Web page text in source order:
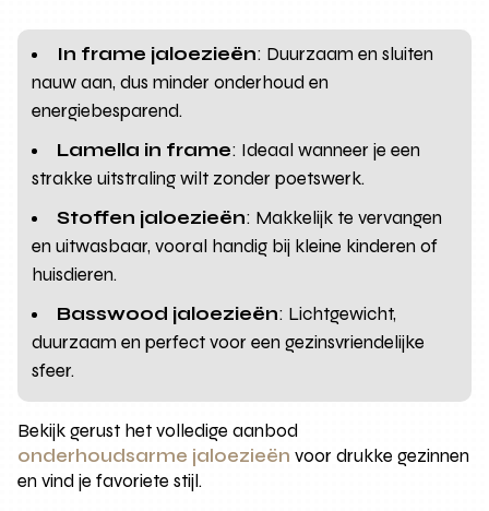
In frame jaloezieën: Duurzaam en sluiten
nauw aan, dus minder onderhoud en
energiebesparend.
Lamella in frame: Ideaal wanneer je een
strakke uitstraling wilt zonder poetswerk.
Stoffen jaloezieën: Makkelijk te vervangen
en uitwasbaar, vooral handig bij kleine kinderen of
huisdieren.
Basswood jaloezieën: Lichtgewicht,
duurzaam en perfect voor een gezinsvriendelijke
sfeer.
Bekijk gerust het volledige aanbod
onderhoudsarme jaloezieën voor drukke gezinnen
en vind je favoriete stijl.